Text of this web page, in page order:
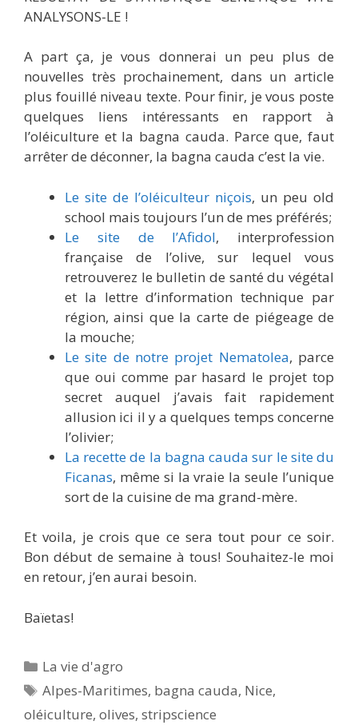
ANALYSONS-LE !
A part ça, je vous donnerai un peu plus de
nouvelles très prochainement, dans un article
plus fouillé niveau texte. Pour finir, je vous poste
quelques liens intéressants en rapport à
l’oléiculture et la bagna cauda. Parce que, faut
arrêter de déconner, la bagna cauda c’est la vie.
Le site de l’oléiculteur niçois, un peu old
school mais toujours l’un de mes préférés;
Le site de l’Afidol, interprofession
française de l’olive, sur lequel vous
retrouverez le bulletin de santé du végétal
et la lettre d’information technique par
région, ainsi que la carte de piégeage de
la mouche;
Le site de notre projet Nematolea, parce
que oui comme par hasard le projet top
secret auquel j’avais fait rapidement
allusion ici il y a quelques temps concerne
l’olivier;
La recette de la bagna cauda sur le site du
Ficanas, même si la vraie la seule l’unique
sort de la cuisine de ma grand-mère.
Et voila, je crois que ce sera tout pour ce soir.
Bon début de semaine à tous! Souhaitez-le moi
en retour, j’en aurai besoin.
Baïetas!
Catégories
La vie d'agro
Étiquettes
Alpes-Maritimes, bagna cauda, Nice,
oléiculture, olives, stripscience